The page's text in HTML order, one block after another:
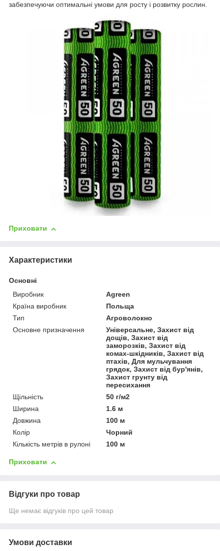
забезпечуючи оптимальні умови для росту і розвитку рослин.
Приховати
Характеристики
Основні
Виробник
Agreen
Країна виробник
Польща
Тип
Агроволокно
Основне призначення
Універсальне, Захист від
дощів, Захист від
заморозків, Захист від
комах-шкідників, Захист від
птахів, Для мульчування
грядок, Захист від бур'янів,
Захист грунту від
пересихання
Щільність
50 г/м2
Ширина
1.6 м
Довжина
100 м
Колір
Чорний
Кількість метрів в рулоні
100 м
Приховати
Відгуки про товар
Ще немає відгуків про цей товар
Умови доставки